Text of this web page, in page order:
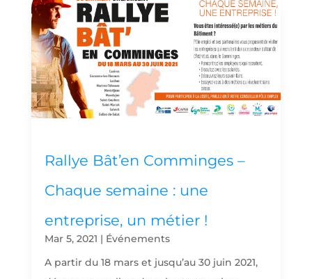
Rallye Bât’en Comminges –
Chaque semaine : une
entreprise, un métier !
Mar 5, 2021 | Événements
A partir du 18 mars et jusqu’au 30 juin 2021,